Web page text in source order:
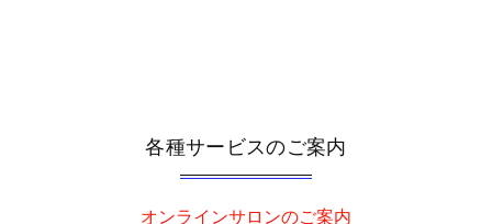
各種サービスのご案内
オンラインサロンのご案内